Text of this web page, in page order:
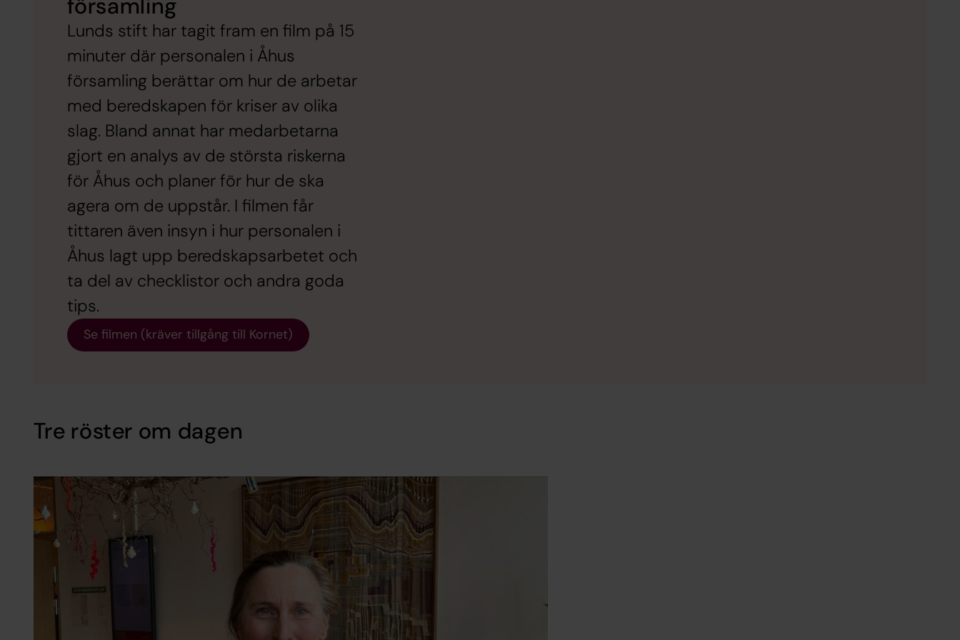
Lunds stift har tagit fram en film på 15
minuter där personalen i Åhus
församling berättar om hur de arbetar
med beredskapen för kriser av olika
slag. Bland annat har medarbetarna
gjort en analys av de största riskerna
för Åhus och planer för hur de ska
agera om de uppstår. I filmen får
tittaren även insyn i hur personalen i
Åhus lagt upp beredskapsarbetet och
ta del av checklistor och andra goda
tips.
Se filmen (kräver tillgång till Kornet)
Tre röster om dagen